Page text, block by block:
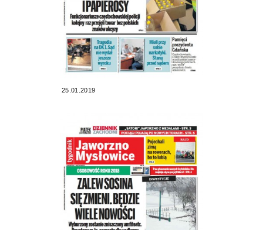
25.01.2019